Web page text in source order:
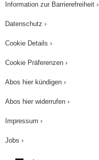
Information zur Barrierefreiheit ›
Datenschutz ›
Cookie Details ›
Cookie Präferenzen ›
Abos hier kündigen ›
Abos hier widerrufen ›
Impressum ›
Jobs ›